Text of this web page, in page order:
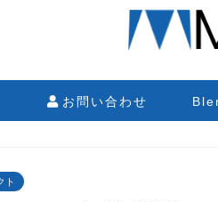
お問い合わせ
ト